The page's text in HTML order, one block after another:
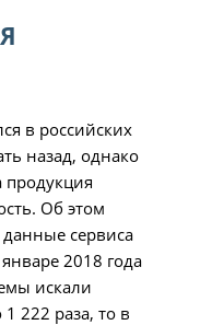
в российских
назад, однако
продукция
Об этом
данные сервиса
2018 года
искали
222 раза, то в